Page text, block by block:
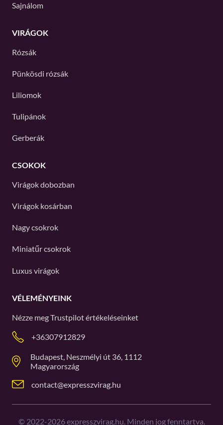
Sajnálom
VIRÁGOK
Rózsák
Pünkösdi rózsák
Liliomok
Tulipánok
Gerberák
CSOKOK
Virágok dobozban
Virágok kosárban
Nagy csokrok
Miniatűr csokrok
Luxus virágok
VÉLEMÉNYEINK
Nézze megTrustpilotértékeléseinket
+36307912829
Budapest, Neszmélyi út 36, 1112
Magyarország
contact@expresszvirag.hu
© 2022-2026expresszvirag.hu. Minden jog fenntartva.